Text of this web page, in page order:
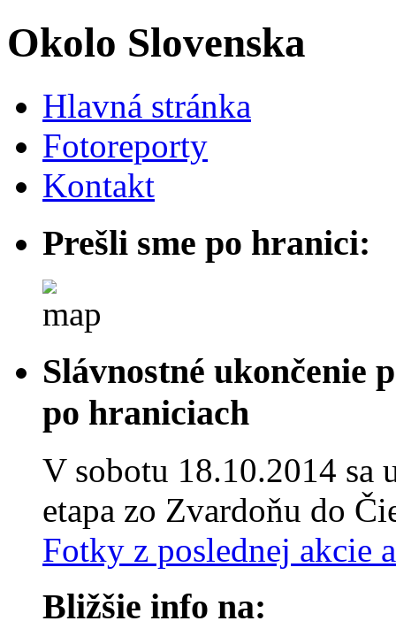
Okolo Slovenska
Hlavná stránka
Fotoreporty
Kontakt
Prešli sme po hranici:
Slávnostné ukončenie
po hraniciach
V sobotu 18.10.2014 sa
etapa zo Zvardoňu do
Fotky z poslednej akcie
Bližšie info na: